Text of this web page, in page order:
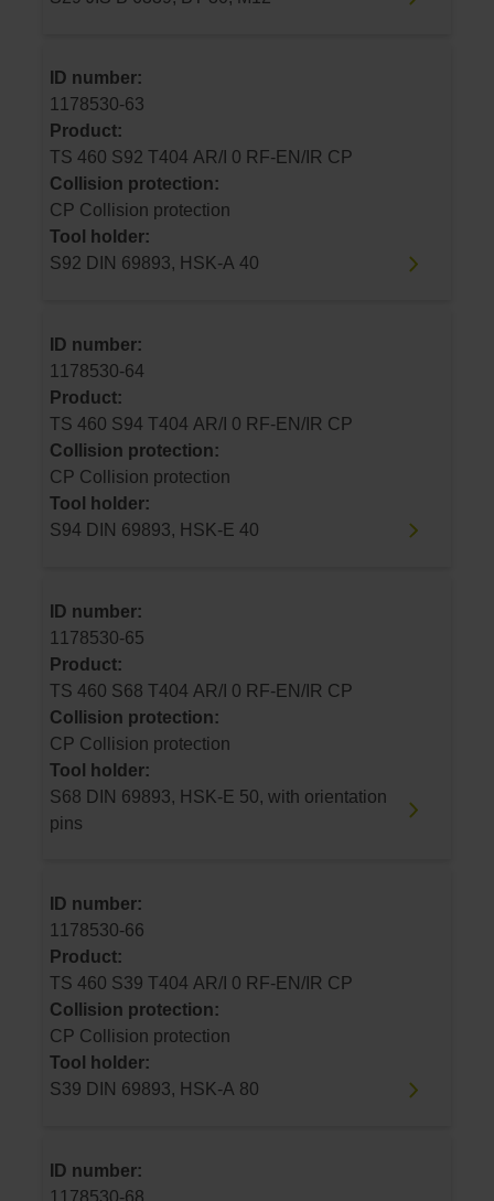
ID number:
1178530-63
Product:
TS 460 S92 T404 AR/I 0 RF-EN/IR CP
Collision protection:
CP Collision protection
Tool holder:
S92 DIN 69893, HSK-A 40
ID number:
1178530-64
Product:
TS 460 S94 T404 AR/I 0 RF-EN/IR CP
Collision protection:
CP Collision protection
Tool holder:
S94 DIN 69893, HSK-E 40
ID number:
1178530-65
Product:
TS 460 S68 T404 AR/I 0 RF-EN/IR CP
Collision protection:
CP Collision protection
Tool holder:
S68 DIN 69893, HSK-E 50, with orientation
pins
ID number:
1178530-66
Product:
TS 460 S39 T404 AR/I 0 RF-EN/IR CP
Collision protection:
CP Collision protection
Tool holder:
S39 DIN 69893, HSK-A 80
ID number:
1178530-68